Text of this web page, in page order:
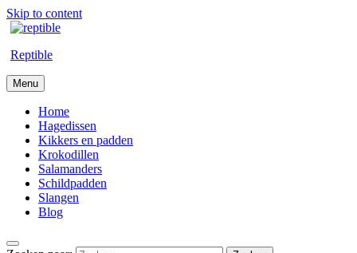
Skip to content
Reptible
Menu
Home
Hagedissen
Kikkers en padden
Krokodillen
Salamanders
Schildpadden
Slangen
Blog